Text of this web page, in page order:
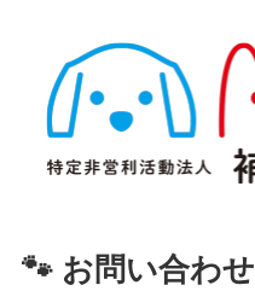
🐾 お問い合わせ